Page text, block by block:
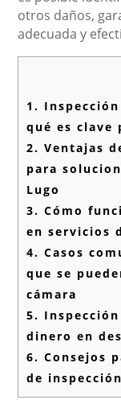
otros daños,
adecuada y
1.
qué es clave
2. Ventajas
para
Lugo
3. Cómo
en servicios
4. Casos
que se
cámara
5.
dinero en
6. Consejos
de